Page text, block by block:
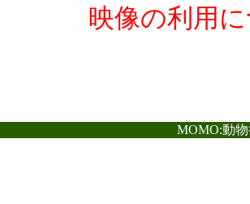
映像の利用
MOMO:動